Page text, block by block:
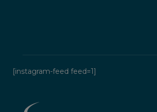
[instagram-feed feed=1]